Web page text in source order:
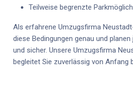
Teilweise begrenzte
Als erfahrene Umzugsfirma
diese Bedingungen genau und
und sicher. Unsere Umzugsfirma
begleitet Sie zuverlässig von Anfang